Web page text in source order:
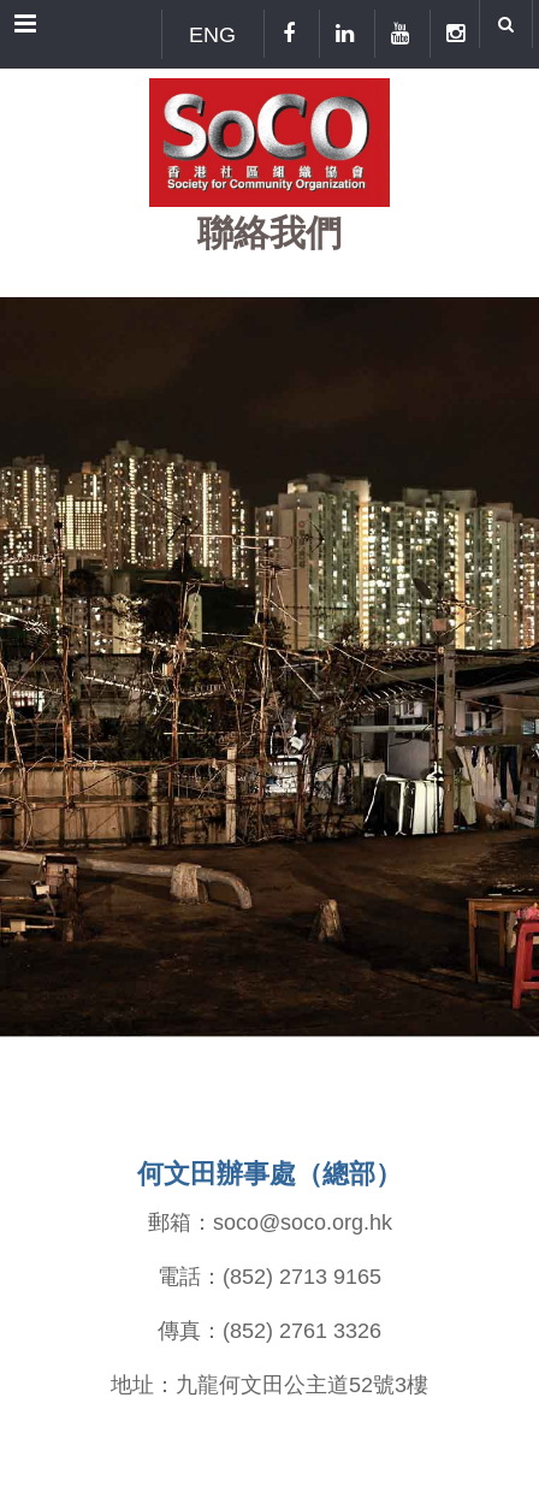
Menu ENG
聯絡我們
何文田辦事處（總部）
郵箱：soco@soco.org.hk
電話：(852) 2713 9165
傳真：(852) 2761 3326
地址：九龍何文田公主道52號3樓